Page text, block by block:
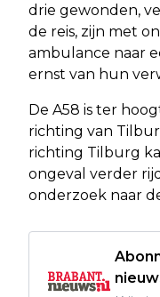
drie gewonden,
de reis, zijn met
ambulance naar
ernst van hun
De A58 is ter
richting van
richting Tilburg
ongeval verder
onderzoek naar